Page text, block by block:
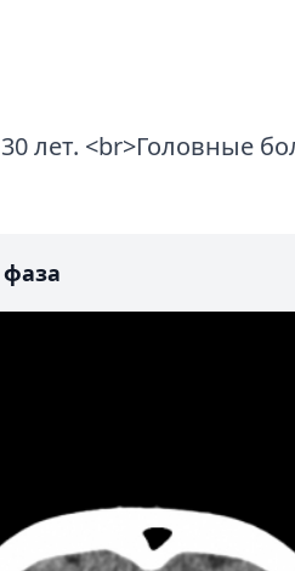
лет. <br>Головные